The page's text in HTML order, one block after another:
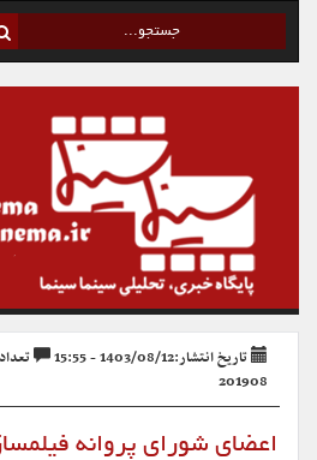
تاریخ انتشار:1403/08/12 - 15:55 تعداد
201908
اعضای شورای پروانه